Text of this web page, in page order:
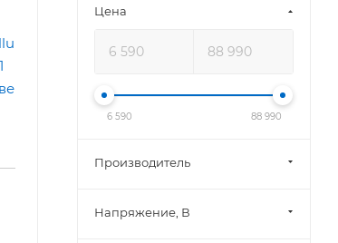
Цена
6 590 88 990
Производитель
Напряжение, В